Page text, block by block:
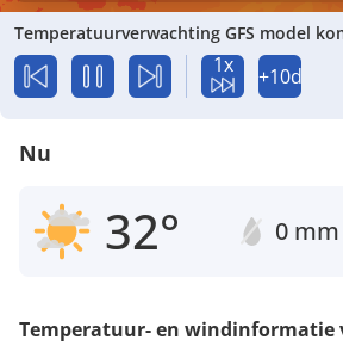
Temperatuurverwachting GFS model
1x +10d
Nu
32° 0 mm
Temperatuur- en windinformatie